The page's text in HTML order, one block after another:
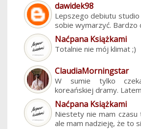
dawidek98
Lepszego debiutu studio
sobie wymarzyć. Bardzo
Naćpana Książkami
Totalnie nie mój klimat ;)
ClaudiaMorningstar
W sumie tylko
koreańskiej dramy.
Naćpana Książkami
Niestety nie mam czasu
ale mam nadzieję, że to